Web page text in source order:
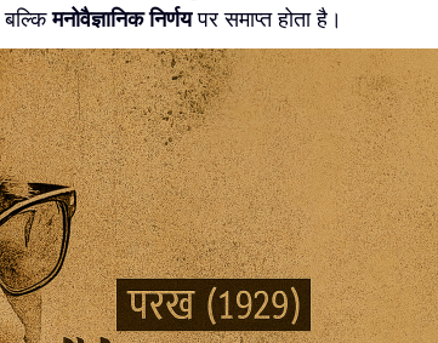
बल्किमनोवैज्ञानिक निर्णयपर समाप्त होता है।